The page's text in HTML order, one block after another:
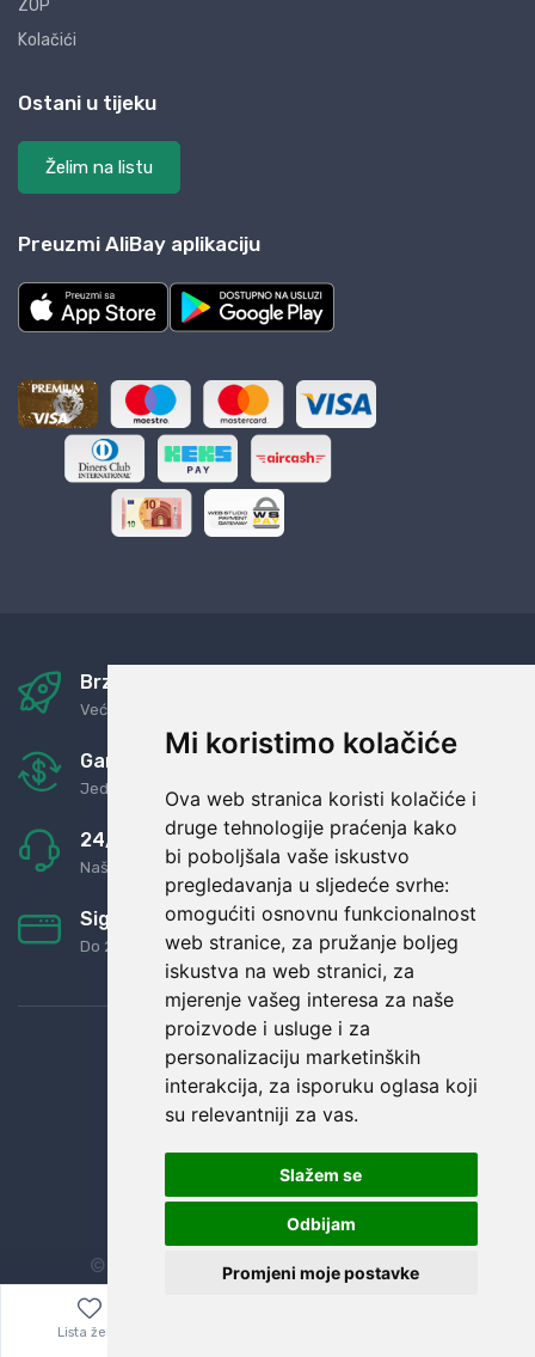
Mi koristimo kolačiće
Ova web stranica koristi kolačiće i
druge tehnologije praćenja kako
bi poboljšala vaše iskustvo
pregledavanja u sljedeće svrhe:
omogućiti osnovnu funkcionalnost
web stranice, za pružanje boljeg
iskustva na web stranici, za
mjerenje vašeg interesa za naše
proizvode i usluge i za
personalizaciju marketinških
interakcija, za isporuku oglasa koji
su relevantniji za vas.
Slažem se
Odbijam
Promjeni moje postavke
ZOP
Kolačići
Ostani u tijeku
Želim na listu
Preuzmi AliBay aplikaciju
Brza i sigurna dostava
Već za nekoliko dana kod vas
Garancija u povrat novaca
Jednostavno pravilo: Roba za novac
24/7 odlična podrška
Naši agenti uvijek na raspolaganju
Sigurno obročno plaćanje
Do 24 rata bez kamata
© Sva prava zadržana. Dopi grupa d.o.o.
Lista želja